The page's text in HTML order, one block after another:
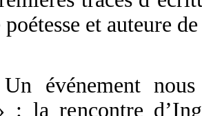
et auteure
événement
: la rencontre